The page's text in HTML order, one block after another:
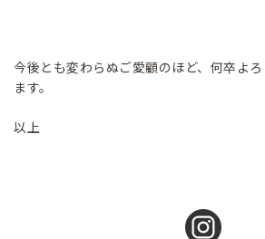
今後とも変わらぬご愛顧のほど、何卒よ
ます。
以上